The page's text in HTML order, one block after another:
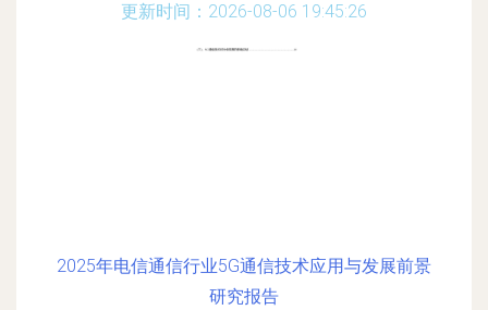
更新时间：2026-08-06 19:45:26
2025年电信通信行业5G通信技术应用与发展前景
研究报告